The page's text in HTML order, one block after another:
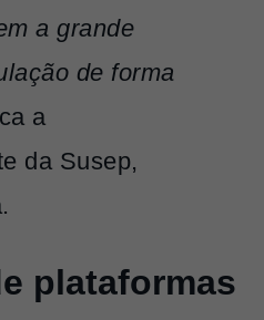
a grande
de forma
a
da Susep,
plataformas